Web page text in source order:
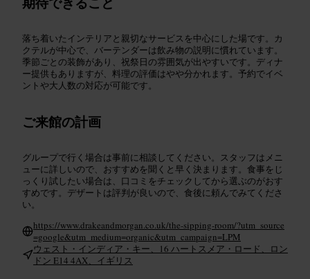
落ち着いたインテリアと親切なサービスを中心にした場です。カ
クテルが中心で、バーテンダーは飲み物の説明に慣れています。
季節ごとの装飾があり、祝祭日の雰囲気が出やすいです。ディナ
ー提供もありますが、料理の評価はやや分かれます。予約でイベ
ントや大人数の対応が可能です。
ご来館の計画
グループで行く場合は事前に相談してください。スタッフはメニ
ューに詳しいので、おすすめを聞くと早く決まります。食事をじ
っくり試したい場合は、口コミをチェックしてから選ぶのがおす
すめです。デザートは評判が良いので、食後に頼んでみてくださ
い。
https://www.drakeandmorgan.co.uk/the-sipping-room/?utm_source
=google&utm_medium=organic&utm_campaign=LPM
ウェスト・インディア・キー、16 ハートスメア・ロード、ロン
ドン E14 4AX、イギリス